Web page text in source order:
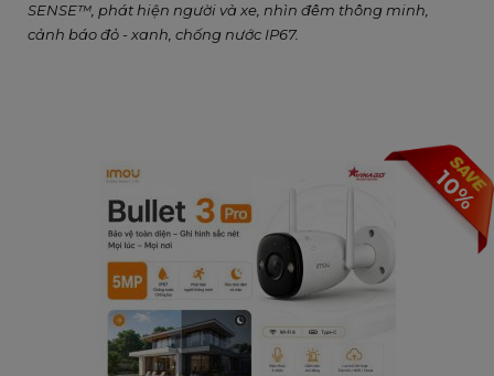
SENSE™, phát hiện người và xe, nhìn đêm thông minh,
cảnh báo đỏ - xanh, chống nước IP67.
10%